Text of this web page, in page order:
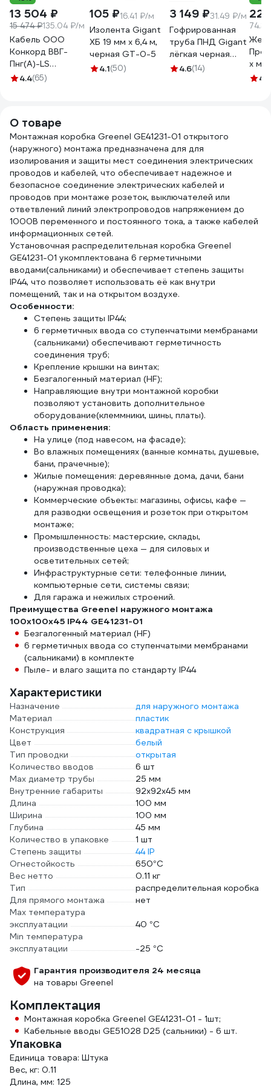
13 504 ₽
15 474 ₽135.04 ₽/м
Кабель ООО
Конкорд ВВГ-
Пнг(А)-LS
3x2,5ок(N, PE) -
4.4(65)
105 ₽16.41 ₽/м
Изолента Gigant
ХБ 19 мм х 6,4 м,
черная GT-0-5
4.1(50)
3 149 ₽31.49 ₽/м
Гофрированная
труба ПНД Gigant
лёгкая черная
D20 с зондом,
4.6(14)
х
4.8
О товаре
Монтажная коробка Greenel GE41231-01 открытого
(наружного) монтажа предназначена для для
изолирования и защиты мест соединения электрических
проводов и кабелей, что обеспечивает надежное и
безопасное соединение электрических кабелей и
проводов при монтаже розеток, выключателей или
ответвлений линий электропроводов напряжением до
1000В переменного и постоянного тока, а также кабелей
информационных сетей.
Установочная распределительная коробка Greenel
GE41231-01 укомплектована 6 герметичными
вводами(сальниками) и обеспечивает степень защиты
IP44, что позволяет использовать её как внутри
помещений, так и на открытом воздухе.
Особенности:
Степень защиты IP44;
6 герметичных ввода со ступенчатыми мембранами
(сальниками) обеспечивают герметичность
соединения труб;
Крепление крышки на винтах;
Безгалогенный материал (HF);
Направляющие внутри монтажной коробки
позволяют установить дополнительное
оборудование(клеммники, шины, платы).
Область применения:
На улице (под навесом, на фасаде);
Во влажных помещениях (ванные комнаты, душевые,
бани, прачечные);
Жилые помещения: деревянные дома, дачи, бани
(наружная проводка);
Коммерческие объекты: магазины, офисы, кафе —
для разводки освещения и розеток при открытом
монтаже;
Промышленность: мастерские, склады,
производственные цеха — для силовых и
осветительных сетей;
Инфраструктурные сети: телефонные линии,
компьютерные сети, системы связи;
Для гаража и нежилых строений.
Преимущества Greenel наружного монтажа
100х100х45 IP44 GE41231-01
Безгалогенный материал (HF)
6 герметичных ввода со ступенчатыми мембранами
(сальниками) в комплекте
Пыле- и влаго защита по стандарту IP44
Характеристики
Назначение
для наружного монтажа
Материал
пластик
Конструкция
квадратная с крышкой
Цвет
белый
Тип проводки
открытая
Количество вводов
6 шт
Max диаметр трубы
25 мм
Внутренние габариты
92х92х45 мм
Длина
100 мм
Ширина
100 мм
Глубина
45 мм
Количество в упаковке
1 шт
Степень защиты
44 IP
Огнестойкость
650°C
Вес нетто
0.11 кг
Тип
распределительная коробка
Для прямого монтажа
нет
Max температура
эксплуатации
40 °С
Min температура
эксплуатации
-25 °С
Гарантия производителя 24 месяца
на товары Greenel
Комплектация
Монтажная коробка Greenel GE41231-01 - 1шт;
Кабельные вводы GE51028 D25 (сальники) - 6 шт.
Упаковка
Единица товара: Штука
Вес, кг: 0.11
Длина, мм: 125